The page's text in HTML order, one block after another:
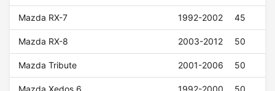
Mazda RX-7 1992-2002 45
Mazda RX-8 2003-2012 50
Mazda Tribute 2001-2006 50